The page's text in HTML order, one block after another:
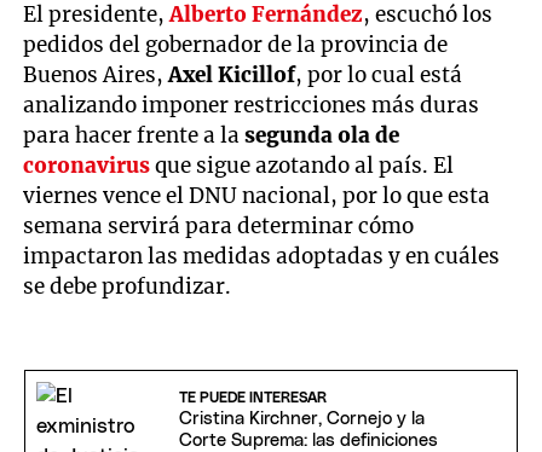
El presidente,Alberto Fernández, escuchó los
pedidos del gobernador de la provincia de
Buenos Aires,Axel Kicillof, por lo cual está
analizando imponer restricciones más duras
para hacer frente a lasegunda ola de
coronavirusque sigue azotando al país. El
viernes vence el DNU nacional, por lo que esta
semana servirá para determinar cómo
impactaron las medidas adoptadas y en cuáles
se debe profundizar.
TE PUEDE INTERESAR
Cristina Kirchner, Cornejo y la
Corte Suprema: las definiciones